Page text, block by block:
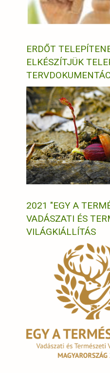
ERDŐT
ELKÉSZÍTJÜK
2021 "EGY A
VADÁSZATI ÉS
VILÁGKIÁLLÍTÁS